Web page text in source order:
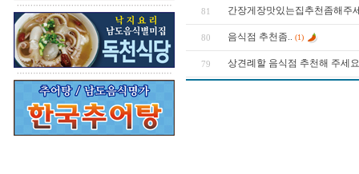
81 간장게장맛있는집추천좀해주
80 음식점 추천좀.. (1)
79 상견례할 음식점 추천해 주세요